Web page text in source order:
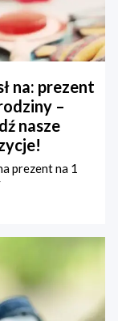
na: prezent
–
nasze
prezent na 1